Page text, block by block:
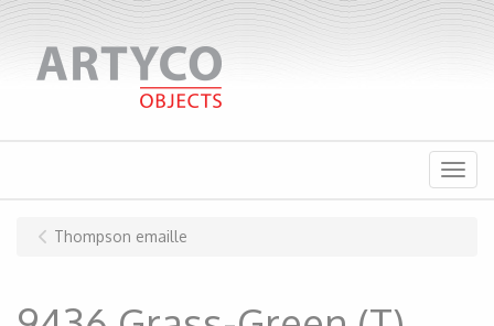
Menu
Thompson emaille